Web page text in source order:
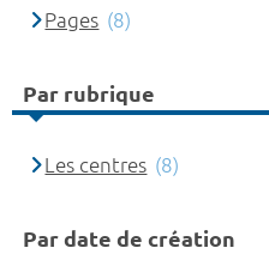
Pages (8)
Par rubrique
Les centres (8)
Par date de création